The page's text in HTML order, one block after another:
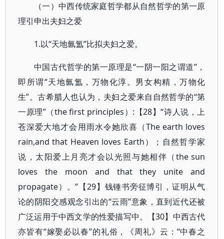
（一）中西传统家庭哲学都从自然哲学的第一原
理引申出夫妇之爱
1.以“天地氤氲”比拟夫妇之爱。
中国古代哲学的第一原理是“一阴一阳之谓道”，
即所谓“天地氤氲，万物化淳。男女构精，万物化
生”。古希腊人也认为，夫妇之爱来自自然哲学的“第
一原理”（the first principles）:【28】“诗人说，上
苍深爱大地才会用雨水令她欣喜（The earth loves
rain,and that Heaven loves Earth）；自然哲学家
说，太阳爱上月亮才会以光照与她相伴（the sun
loves the moon and that they unite and
propagate）。”【29】钱锺书旁征博引，证明从气
论的阴阳交感观念引出的“云雨”意象，直到近代还被
广泛运用于中西文学的性爱描写中。【30】中西古代
亦皆有“嫁娶必以春”的礼俗，《周礼》云：“中春之